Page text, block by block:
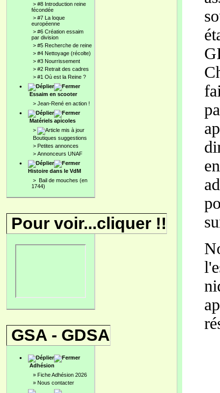
> #8 Introduction reine
fécondée
> #7 La loque
européenne
> #6 Création essaim
par division
> #5 Recherche de reine
> #4 Nettoyage (récolte)
> #3 Nourrissement
> #2 Retrait des cadres
> #1 Où est la Reine ?
Essaim en scooter
> Jean-René en action !
Matériels apicoles
>
Boutiques suggestions
> Petites annonces
> Annonceurs UNAF
Histoire dans le VdM
> Bail de mouches (en
1744)
Pour voir...cliquer !!
GSA - GDSA
Adhésion
» Fiche Adhésion 2026
» Nous contacter